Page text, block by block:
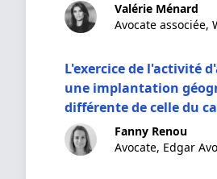
Valérie Ménard
Avocate associée,
L'exercice de l'activité
une implantation
différente de celle du
Fanny Renou
Avocate, Edgar